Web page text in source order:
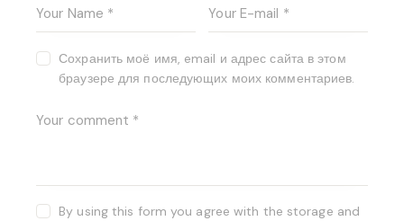
Сохранить моё имя, email и адрес сайта в этом
браузере для последующих моих комментариев.
By using this form you agree with the storage and